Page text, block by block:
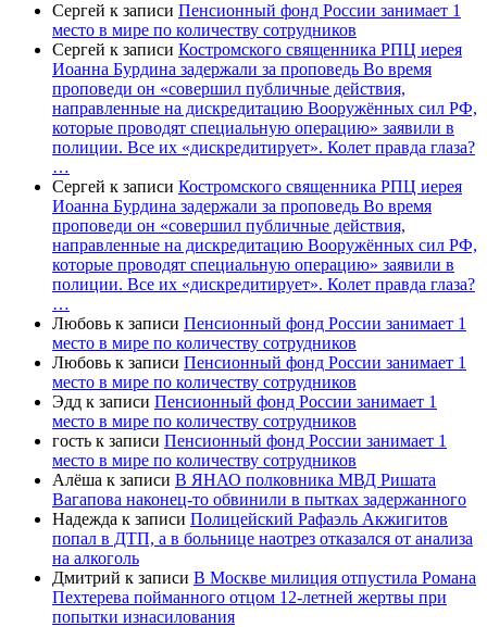
Сергей к записи Пенсионный фонд России занимает 1
место в мире по количеству сотрудников
Сергей к записи Костромского священника РПЦ иерея
Иоанна Бурдина задержали за проповедь Во время
проповеди он «совершил публичные действия,
направленные на дискредитацию Вооружённых сил РФ,
которые проводят специальную операцию» заявили в
полиции. Все их «дискредитирует». Колет правда глаза?
…
Сергей к записи Костромского священника РПЦ иерея
Иоанна Бурдина задержали за проповедь Во время
проповеди он «совершил публичные действия,
направленные на дискредитацию Вооружённых сил РФ,
которые проводят специальную операцию» заявили в
полиции. Все их «дискредитирует». Колет правда глаза?
…
Любовь к записи Пенсионный фонд России занимает 1
место в мире по количеству сотрудников
Любовь к записи Пенсионный фонд России занимает 1
место в мире по количеству сотрудников
Эдд к записи Пенсионный фонд России занимает 1
место в мире по количеству сотрудников
гость к записи Пенсионный фонд России занимает 1
место в мире по количеству сотрудников
Алёша к записи В ЯНАО полковника МВД Ришата
Вагапова наконец-то обвинили в пытках задержанного
Надежда к записи Полицейский Рафаэль Акжигитов
попал в ДТП, а в больнице наотрез отказался от анализа
на алкоголь
Дмитрий к записи В Москве милиция отпустила Романа
Пехтерева пойманного отцом 12-летней жертвы при
попытки изнасилования